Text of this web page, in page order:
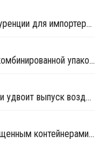
СПП заявил о неравных условиях конкуренции для импортеров полимерной упаковки в рамках российского РОП
Комплекс по вторичной переработке комбинированной упаковки запущен в Челябинске
Подмосковный производитель упаковки удвоит выпуск воздушно-пузырчатой пленки до 30 млн кв. метров в год
Центр Казани оказался самым неоснащенным контейнерами раздельного сбора отходов